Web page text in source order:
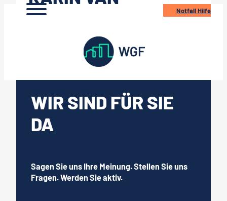
Notfall Hilfe
EMMENES
WIR SIND FÜR SIE
DA
Sagen Sie uns Ihre Meinung. Stellen Sie uns
Fragen. Werden Sie aktiv.